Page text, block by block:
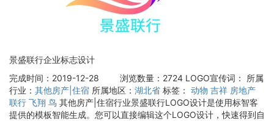
景盛联行企业标志设计
完成时间：2019-12-28
浏览数量：2724 LOGO宣传词：
所属
行业： 其他房产|住宿 所属地区： 湖北省 标签： 动物 吉祥 房地产
联行 飞翔 鸟 其他房产|住宿行业景盛联行LOGO设计是使用标智客
提供的模板智能生成。您可以直接编辑这个LOGO设计，快速得到自